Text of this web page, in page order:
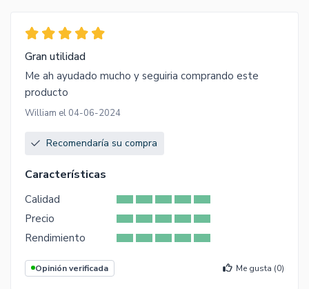
Gran utilidad
Me ah ayudado mucho y seguiria comprando este
producto
William el 04-06-2024
Recomendaría su compra
Características
Calidad
Precio
Rendimiento
Opinión verificada Me gusta (0)